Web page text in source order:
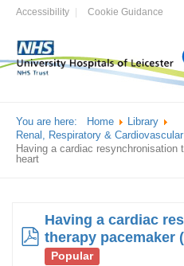
Accessibility Cookie Guidance
You are here: Home
Library
Renal, Respiratory &
Having a cardiac resynchronisation
heart
pdf
Having a cardiac
therapy pacemaker
Popular